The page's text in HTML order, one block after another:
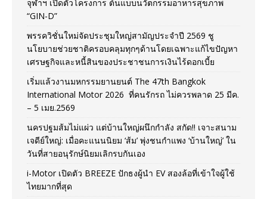
จุฬาฯ เปิดตัวโครงการ ต้นแบบนวัตกรรมอาหารสุขภาพ
“GIN-D”
พรรควิชั่นใหม่จัดประชุมใหญ่สามัญประจำปี 2569 ชู
นโยบายช่วยชาติครอบคลุมทุกๆด้านโดยเฉพาะแก้ไขปัญหา
เศรษฐกิจและหนี้สินของประชาชนการเงินไร้ดอกเบี้ย
เริ่มแล้วงานมหกรรมยานยนต์ The 47th Bangkok
International Motor 2026 ที่คนรักรถ ไม่ควรพลาด 25 มีค.
– 5 เมย.2569
นครปฐมส้มไม่แผ่ว แต่บ้านใหญ่ผนึกกำลัง สกัด!! เจาะสนาม
เจดีย์ใหญ่: เมื่อคะแนนนิยม ‘ส้ม’ พุ่งชนกำแพง ‘บ้านใหญ่’ ใน
วันที่สายอนุรักษ์นิยมเลิกรบกันเอง
i-Motor เปิดตัว BREEZE ปักธงผู้นำ EV สองล้อที่เข้าใจผู้ใช้
ไทยมากที่สุด